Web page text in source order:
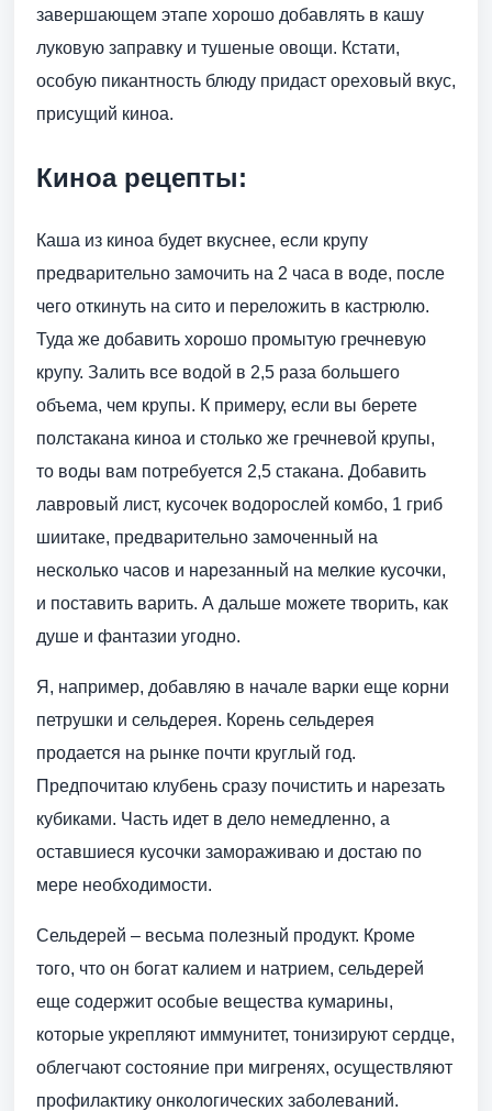
завершающем этапе хорошо добавлять в кашу
луковую заправку и тушеные овощи. Кстати,
особую пикантность блюду придаст ореховый вкус,
присущий киноа.
Киноа рецепты:
Каша из киноа будет вкуснее, если крупу
предварительно замочить на 2 часа в воде, после
чего откинуть на сито и переложить в кастрюлю.
Туда же добавить хорошо промытую гречневую
крупу. Залить все водой в 2,5 раза большего
объема, чем крупы. К примеру, если вы берете
полстакана киноа и столько же гречневой крупы,
то воды вам потребуется 2,5 стакана. Добавить
лавровый лист, кусочек водорослей комбо, 1 гриб
шиитаке, предварительно замоченный на
несколько часов и нарезанный на мелкие кусочки,
и поставить варить. А дальше можете творить, как
душе и фантазии угодно.
Я, например, добавляю в начале варки еще корни
петрушки и сельдерея. Корень сельдерея
продается на рынке почти круглый год.
Предпочитаю клубень сразу почистить и нарезать
кубиками. Часть идет в дело немедленно, а
оставшиеся кусочки замораживаю и достаю по
мере необходимости.
Сельдерей – весьма полезный продукт. Кроме
того, что он богат калием и натрием, сельдерей
еще содержит особые вещества кумарины,
которые укрепляют иммунитет, тонизируют сердце,
облегчают состояние при мигренях, осуществляют
профилактику онкологических заболеваний.